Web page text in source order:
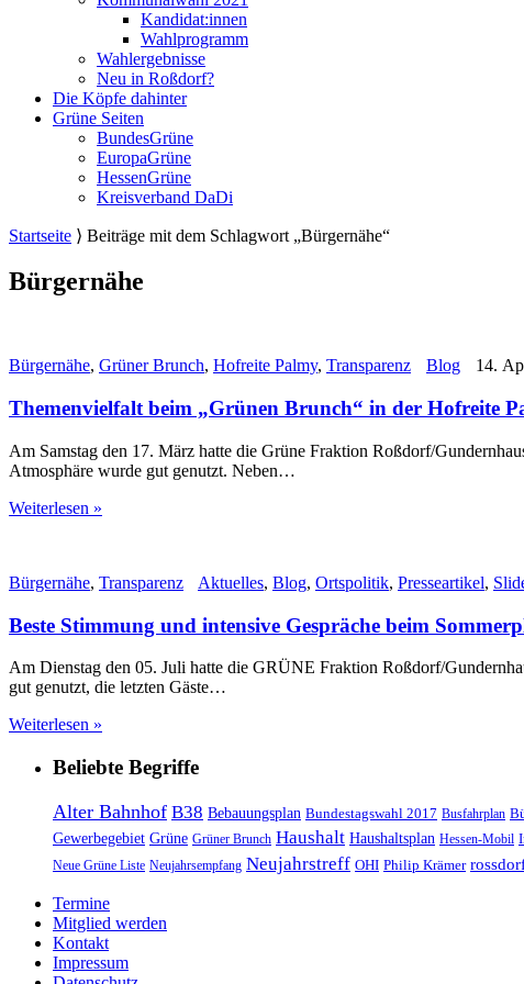
Kandidat:innen
Wahlprogramm
Wahlergebnisse
Neu in Roßdorf?
Die Köpfe dahinter
Grüne Seiten
BundesGrüne
EuropaGrüne
HessenGrüne
Kreisverband DaDi
Startseite ⟩ Beiträge mit dem Schlagwort „Bürgernähe“
Bürgernähe
Bürgernähe, Grüner Brunch, Hofreite Palmy, Transparenz Blog 14.
Themenvielfalt beim „Grünen Brunch“ in der Hofreite
Am Samstag den 17. März hatte die Grüne Fraktion Roßdorf/
Atmosphäre wurde gut genutzt. Neben…
Weiterlesen »
Bürgernähe, Transparenz Aktuelles, Blog, Ortspolitik, Presseartikel,
Beste Stimmung und intensive Gespräche beim
Am Dienstag den 05. Juli hatte die GRÜNE Fraktion Roßdorf/
gut genutzt, die letzten Gäste…
Weiterlesen »
Beliebte Begriffe
Alter Bahnhof B38 Bebauungsplan Bundestagswahl 2017 Busfahrplan
Gewerbegebiet Grüne Grüner Brunch Haushalt Haushaltsplan Hessen-Mobil
Neue Grüne Liste Neujahrsempfang Neujahrstreff OHI Philip Krämer
Termine
Mitglied werden
Kontakt
Impressum